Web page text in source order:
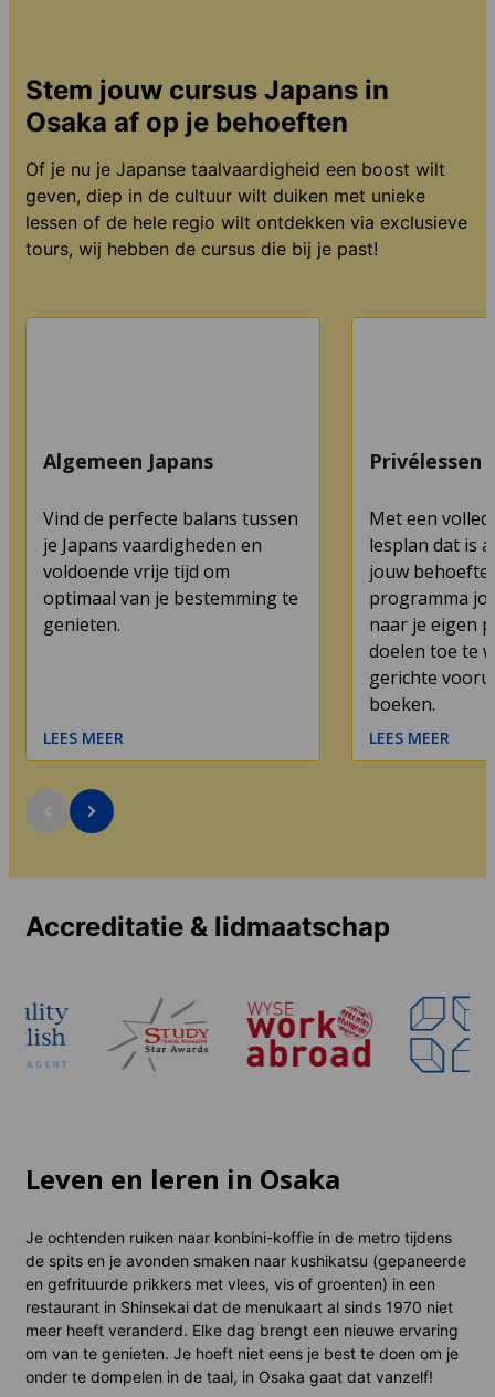
Stem jouw cursus Japans in
Osaka af op je behoeften
Of je nu je Japanse taalvaardigheid een boost wilt
geven, diep in de cultuur wilt duiken met unieke
lessen of de hele regio wilt ontdekken via exclusieve
tours, wij hebben de cursus die bij je past!
Algemeen Japans
Vind de perfecte balans tussen
je Japans vaardigheden en
voldoende vrije tijd om
optimaal van je bestemming te
genieten.
LEES MEER
Privélessen
Met een
lesplan dat is
jouw
programma
naar je eigen
doelen toe te
gerichte
boeken.
LEES MEER
Accreditatie & lidmaatschap
Leven en leren in Osaka
Je ochtenden ruiken naar konbini-koffie in de metro tijdens
de spits en je avonden smaken naar kushikatsu (gepaneerde
en gefrituurde prikkers met vlees, vis of groenten) in een
restaurant in Shinsekai dat de menukaart al sinds 1970 niet
meer heeft veranderd. Elke dag brengt een nieuwe ervaring
om van te genieten. Je hoeft niet eens je best te doen om je
onder te dompelen in de taal, in Osaka gaat dat vanzelf!